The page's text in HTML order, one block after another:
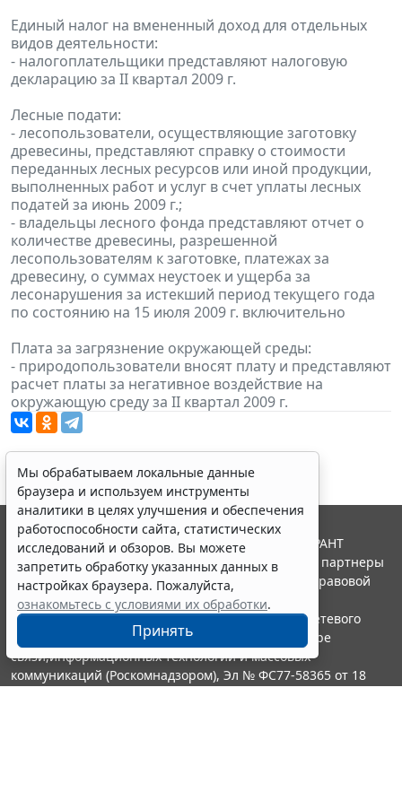
Единый налог на вмененный доход для отдельных
видов деятельности:
- налогоплательщики представляют налоговую
декларацию за II квартал 2009 г.
Лесные подати:
- лесопользователи, осуществляющие заготовку
древесины, представляют справку о стоимости
переданных лесных ресурсов или иной продукции,
выполненных работ и услуг в счет уплаты лесных
податей за июнь 2009 г.;
- владельцы лесного фонда представляют отчет о
количестве древесины, разрешенной
лесопользователям к заготовке, платежах за
древесину, о суммах неустоек и ущерба за
лесонарушения за истекший период текущего года
по состоянию на 15 июля 2009 г. включительно
Плата за загрязнение окружающей среды:
- природопользователи вносят плату и представляют
расчет платы за негативное воздействие на
окружающую среду за II квартал 2009 г.
Мы обрабатываем локальные данные
браузера и используем инструменты
аналитики в целях улучшения и обеспечения
работоспособности сайта, статистических
исследований и обзоров. Вы можете
запретить обработку указанных данных в
настройках браузера. Пожалуйста,
ознакомьтесь с условиями их обработки.
Принять
© ООО "НПП "ГАРАНТ-СЕРВИС", 2026. Система ГАРАНТ
выпускается с 1990 года. Компания "Гарант" и ее партнеры
являются участниками Российской ассоциации правовой
информации ГАРАНТ.
Портал ГАРАНТ.РУ зарегистрирован в качестве сетевого
издания Федеральной службой по надзору в сфере
связи,информационных технологий и массовых
коммуникаций (Роскомнадзором), Эл № ФС77-58365 от 18